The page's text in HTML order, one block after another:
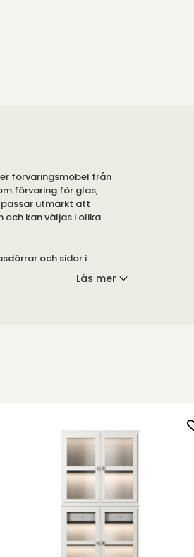
förvaringsmöbel från
förvaring för glas,
utmärkt att
och kan väljas i olika
och sidor i
Läs mer